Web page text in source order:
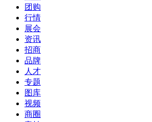
团购
行情
展会
资讯
招商
品牌
人才
专题
图库
视频
商圈